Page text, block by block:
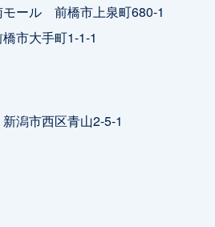
ール 前橋市上泉町680-1
市大手町1-1-1
市西区青山2-5-1